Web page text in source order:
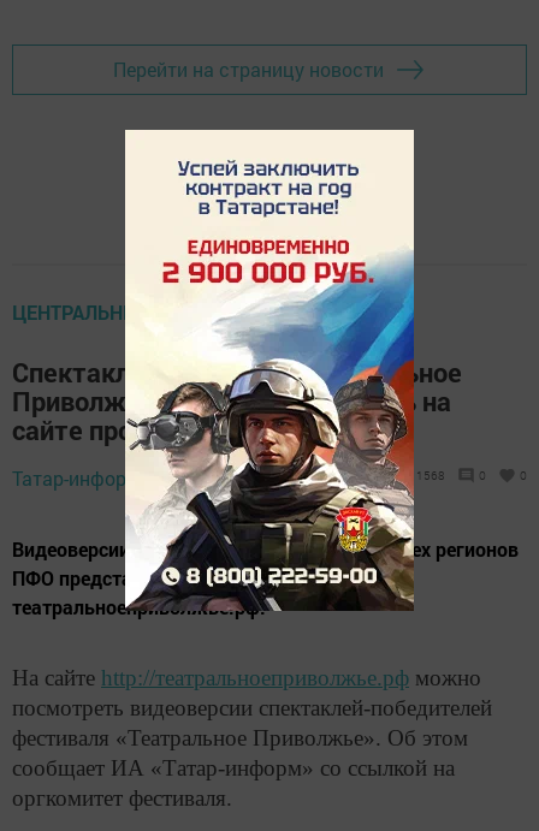
Перейти на страницу новости
ЦЕНТРАЛЬНЫЕ НОВОСТИ
Спектакли фестиваля «Театральное
Приволжье» можно посмотреть на
сайте проекта
Татар-информ, 19 сентября 2019 - 14:39 1568 0 0
Видеоверсии спектаклей-победителей из всех регионов
ПФО представлены на сайте проекта http://
театральноеприволжье.рф.
На сайте http://театральноеприволжье.рф можно
посмотреть видеоверсии спектаклей-победителей
фестиваля «Театральное Приволжье». Об этом
сообщает ИА «Татар-информ» со ссылкой на
оргкомитет фестиваля.